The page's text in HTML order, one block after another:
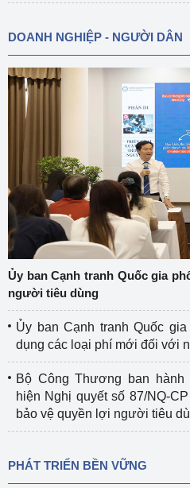
DOANH NGHIỆP - NGƯỜI DÂN
Ủy ban Cạnh tranh Quốc gia
người tiêu dùng
Ủy ban Cạnh tranh Quốc
dụng các loại phí mới đối với
Bộ Công Thương ban
hiện Nghị quyết số 87/NQ-
bảo vệ quyền lợi người tiêu
PHÁT TRIỂN BỀN VỮNG